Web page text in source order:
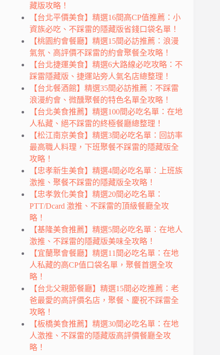
藏版攻略！
【台北平價美食】精選16間高CP值推薦：小
資族必吃、不踩雷的隱藏版省錢口袋名單！
【桃園約會餐廳】精選15間必訪推薦：浪漫
氣氛、高評價不踩雷的約會聚餐全攻略！
【台北捷運美食】精選6大路線必吃攻略：不
踩雷隱藏版、捷運站旁人氣名店總整理！
【台北餐酒館】精選35間必訪推薦：不踩雷
浪漫約會、微醺聚餐的特色名單全攻略！
【台北美食推薦】精選100間必吃名單：在地
人私藏、絕不踩雷的終極餐廳總整理！
【松江南京美食】精選3間必吃名單：回訪率
最高職人料理，下班聚餐不踩雷的隱藏版全
攻略！
【忠孝新生美食】精選4間必吃名單：上班族
激推、聚餐不踩雷的隱藏版全攻略！
【忠孝敦化美食】精選20間必吃名單：
PTT/Dcard 激推、不踩雷的頂級餐廳全攻
略！
【基隆美食推薦】精選5間必吃名單：在地人
激推、不踩雷的隱藏版美味全攻略！
【宜蘭聚會餐廳】精選11間必吃名單：在地
人私藏的高CP值口袋名單，聚餐首選全攻
略！
【台北父親節餐廳】精選15間必吃推薦：老
爸最愛的高評價名店，聚餐、慶祝不踩雷全
攻略！
【板橋美食推薦】精選30間必吃名單：在地
人激推、不踩雷的隱藏版高評價餐廳全攻
略！